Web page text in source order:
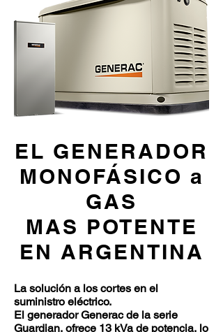
EL GENERADOR
MONOFÁSICO a
GAS
MAS POTENTE
EN ARGENTINA
La solución a los cortes en el
suministro eléctrico.
El generador Generac de la serie
Guardian, ofrece 13 kVa de potencia, lo